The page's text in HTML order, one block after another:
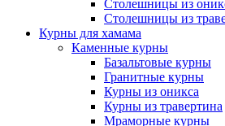
Столешницы из
Столешницы из
Курны для хамама
Каменные курны
Базальтовые курны
Гранитные курны
Курны из оникса
Курны из травертина
Мраморные курны